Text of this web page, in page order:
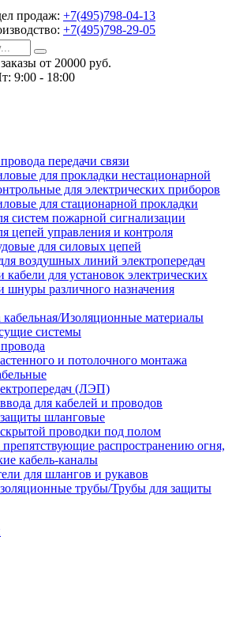
продаж: +7(495)798-04-13
+7(495)798-29-05
от 20000 руб.
9:00 - 18:00
передачи связи
для прокладки нестационарной
для электрических приборов
для стационарной прокладки
систем пожарной сигнализации
цепей управления и контроля
для силовых цепей
воздушных линий электропередач
кабели для установок электрических
шнуры различного назначения
кабельная/Изоляционные материалы
системы
и потолочного монтажа
(ЛЭП)
для кабелей и проводов
шланговые
проводки под полом
распространению огня,
кабель-каналы
для шлангов и рукавов
трубы/Трубы для защиты